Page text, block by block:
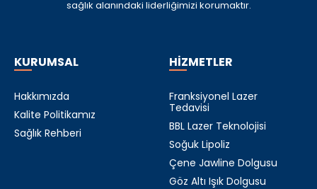
sağlık alanındaki liderliğimizi korumaktır.
KURUMSAL
Hakkımızda
Kalite Politikamız
Sağlık Rehberi
HİZMETLER
Franksiyonel Lazer
Tedavisi
BBL Lazer Teknolojisi
Soğuk Lipoliz
Çene Jawline Dolgusu
Göz Altı Işık Dolgusu